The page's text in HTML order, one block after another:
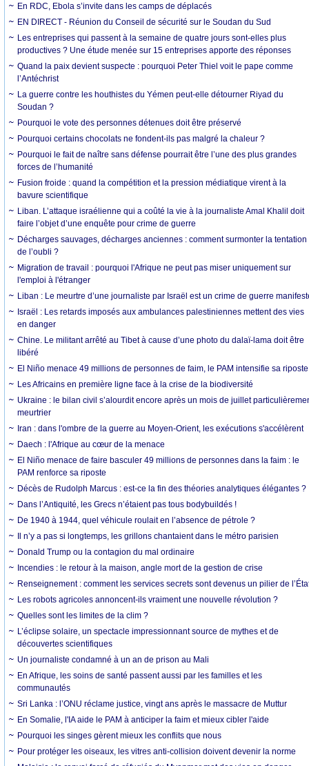
En RDC, Ebola s’invite dans les camps de déplacés
EN DIRECT - Réunion du Conseil de sécurité sur le Soudan du Sud
Les entreprises qui passent à la semaine de quatre jours sont-elles plus
productives ? Une étude menée sur 15 entreprises apporte des réponses
Quand la paix devient suspecte : pourquoi Peter Thiel voit le pape comme
l’Antéchrist
La guerre contre les houthistes du Yémen peut-elle détourner Riyad du
Soudan ?
Pourquoi le vote des personnes détenues doit être préservé
Pourquoi certains chocolats ne fondent-ils pas malgré la chaleur ?
Pourquoi le fait de naître sans défense pourrait être l’une des plus grandes
forces de l’humanité
Fusion froide : quand la compétition et la pression médiatique virent à la
bavure scientifique
Liban. L’attaque israélienne qui a coûté la vie à la journaliste Amal Khalil doit
faire l’objet d’une enquête pour crime de guerre
Décharges sauvages, décharges anciennes : comment surmonter la tentation
de l’oubli ?
Migration de travail : pourquoi l'Afrique ne peut pas miser uniquement sur
l'emploi à l'étranger
Liban : Le meurtre d’une journaliste par Israël est un crime de guerre
Israël : Les retards imposés aux ambulances palestiniennes mettent des vies
en danger
Chine. Le militant arrêté au Tibet à cause d’une photo du dalaï-lama doit être
libéré
El Niño menace 49 millions de personnes de faim, le PAM intensifie sa riposte
Les Africains en première ligne face à la crise de la biodiversité
Ukraine : le bilan civil s’alourdit encore après un mois de juillet
meurtrier
Iran : dans l'ombre de la guerre au Moyen-Orient, les exécutions s'accélèrent
Daech : l'Afrique au cœur de la menace
El Niño menace de faire basculer 49 millions de personnes dans la faim : le
PAM renforce sa riposte
Décès de Rudolph Marcus : est-ce la fin des théories analytiques élégantes ?
Dans l’Antiquité, les Grecs n’étaient pas tous bodybuildés !
De 1940 à 1944, quel véhicule roulait en l’absence de pétrole ?
Il n’y a pas si longtemps, les grillons chantaient dans le métro parisien
Donald Trump ou la contagion du mal ordinaire
Incendies : le retour à la maison, angle mort de la gestion de crise
Renseignement : comment les services secrets sont devenus un pilier de
Les robots agricoles annoncent-ils vraiment une nouvelle révolution ?
Quelles sont les limites de la clim ?
L’éclipse solaire, un spectacle impressionnant source de mythes et de
découvertes scientifiques
Un journaliste condamné à un an de prison au Mali
En Afrique, les soins de santé passent aussi par les familles et les
communautés
Sri Lanka : l’ONU réclame justice, vingt ans après le massacre de Muttur
En Somalie, l'IA aide le PAM à anticiper la faim et mieux cibler l'aide
Pourquoi les singes gèrent mieux les conflits que nous
Pour protéger les oiseaux, les vitres anti-collision doivent devenir la norme